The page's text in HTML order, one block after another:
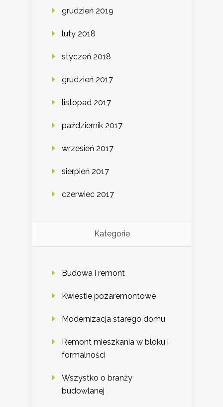
grudzień 2019
luty 2018
styczeń 2018
grudzień 2017
listopad 2017
październik 2017
wrzesień 2017
sierpień 2017
czerwiec 2017
Kategorie
Budowa i remont
Kwiestie pozaremontowe
Modernizacja starego domu
Remont mieszkania w bloku i
formalności
Wszystko o branży
budowlanej